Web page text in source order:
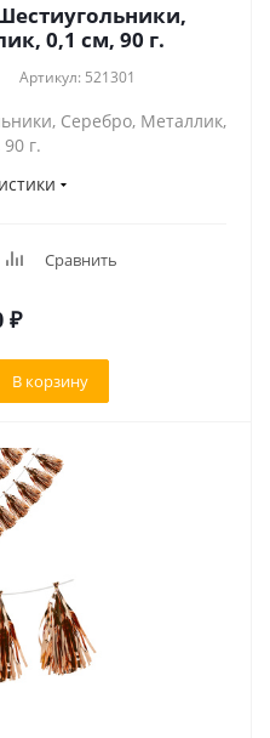
0,1 см, 90 г.
Артикул: 521301
Серебро, Металлик,
г.
Сравнить
₽
В корзину